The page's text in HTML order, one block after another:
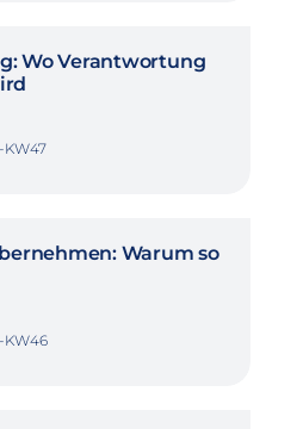
Wo Verantwortung
Warum so
KW46